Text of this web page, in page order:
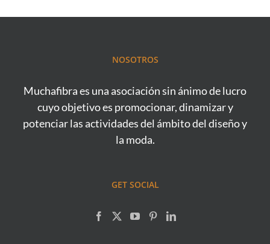
NOSOTROS
Muchafibra es una asociación sin ánimo de lucro
cuyo objetivo es promocionar, dinamizar y
potenciar las actividades del ámbito del diseño y
la moda.
GET SOCIAL